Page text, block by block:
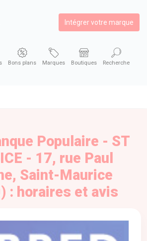
Intégrer votre marque
Bons plans Marques Boutiques Recherche
Populaire - ST
- 17, rue Paul
Saint-Maurice
: horaires et avis